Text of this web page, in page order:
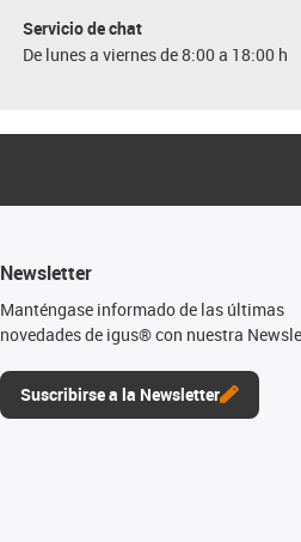
Servicio de chat
De lunes a viernes de 8:00 a 18:00 h
Newsletter
Manténgase informado de las últimas
novedades de igus® con nuestra
Suscribirse a la Newsletter